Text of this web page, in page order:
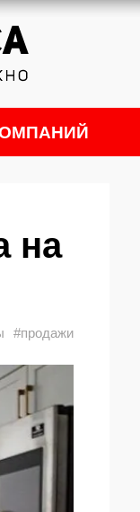
на
#продажи